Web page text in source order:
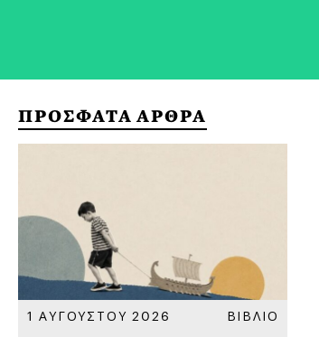
ΠΡΟΣΦΑΤΑ ΑΡΘΡΑ
1 ΑΥΓΟΥΣΤΟΥ 2026 ΒΙΒΛΙΟ